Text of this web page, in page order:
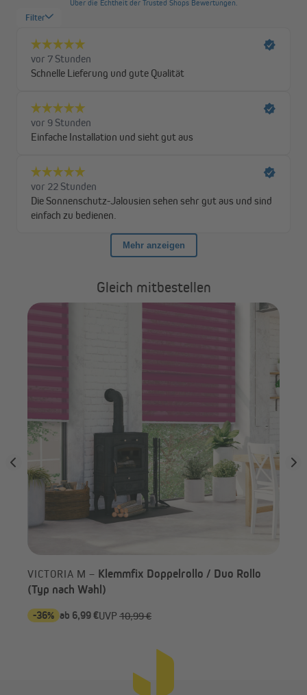
warten musst.
Gleich mitbestellen
VICTORIA M – Klemmfix Doppelrollo / Duo Rollo
(Typ nach Wahl)
-36% ab 6,99 €UVP 10,99 €